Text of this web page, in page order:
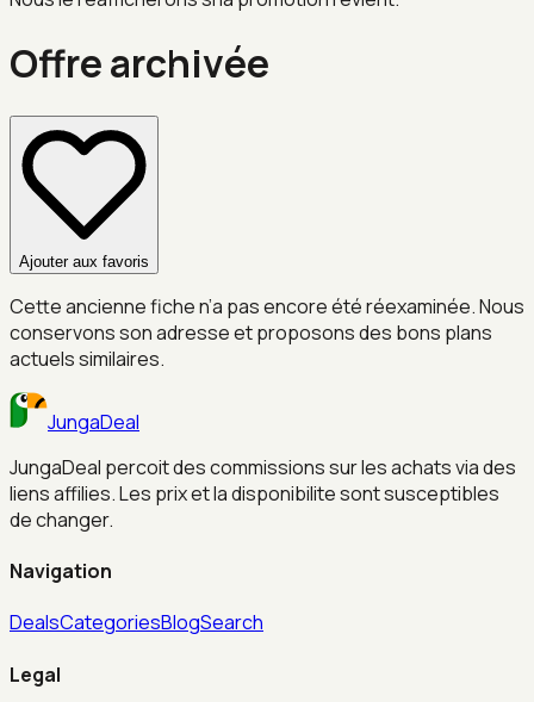
Offre archivée
Ajouter aux favoris
Cette ancienne fiche n’a pas encore été réexaminée. Nous
conservons son adresse et proposons des bons plans
actuels similaires.
JungaDeal
JungaDeal percoit des commissions sur les achats via des
liens affilies. Les prix et la disponibilite sont susceptibles
de changer.
Navigation
DealsCategoriesBlogSearch
Legal